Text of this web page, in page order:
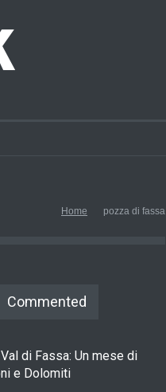
Home pozza di fassa
Commented
di Fassa: Un mese di
e Dolomiti